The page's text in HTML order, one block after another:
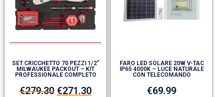
SET CRICCHETTO 70 PEZZI 1/2”
MILWAUKEE PACKOUT – KIT
PROFESSIONALE COMPLETO
€279.30 €271.30
FARO LED SOLARE 20W V-TAC
IP65 4000K – LUCE NATURALE
CON TELECOMANDO
€69.99